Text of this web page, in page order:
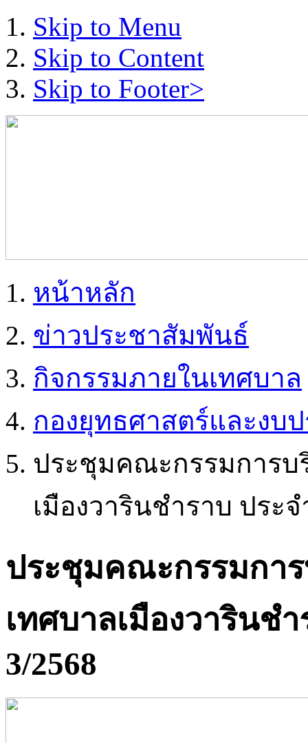
Skip to Menu
Skip to Content
Skip to Footer>
หน้าหลัก
ข่าวประชาสัมพันธ์
กิจกรรมภายในเทศบาล
กองยุทธศาสตร์และงบ
ประชุมคณะกรรมการบ
เมืองวารินชำราบ ประจ
ประชุมคณะกรรมการ
เทศบาลเมืองวารินช
3/2568